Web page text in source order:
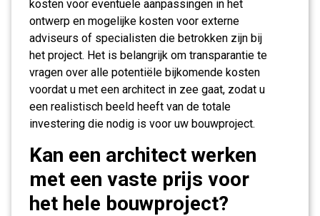
kosten voor eventuele aanpassingen in het
ontwerp en mogelijke kosten voor externe
adviseurs of specialisten die betrokken zijn bij
het project. Het is belangrijk om transparantie te
vragen over alle potentiële bijkomende kosten
voordat u met een architect in zee gaat, zodat u
een realistisch beeld heeft van de totale
investering die nodig is voor uw bouwproject.
Kan een architect werken
met een vaste prijs voor
het hele bouwproject?